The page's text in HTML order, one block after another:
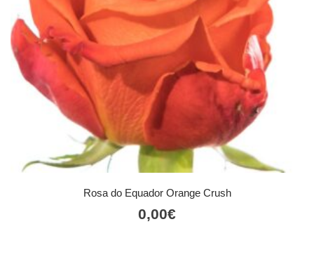
Rosa do Equador Orange Crush
0,00€